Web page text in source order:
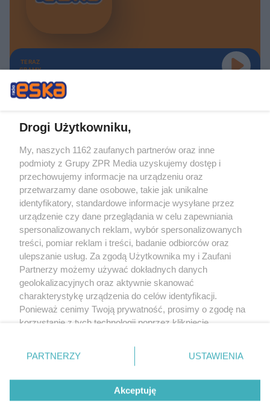
TERAZ
GRAMY
Żaden utwór zamieszczony w serwisie nie może być powielany i
rozpowszechniany lub dalej rozpowszechniany w jakikolwiek sposób (w
tym także elektroniczny lub mechaniczny) na jakimkolwiek polu
eksploatacji w jakiejkolwiek formie, włącznie z umieszczaniem w Internecie
bez pisemnej zgody właściciela praw. Jakiekolwiek użycie lub
wykorzystanie utworów w całości lub w części z naruszeniem prawa, tzn.
bez właściwej zgody, jest zabronione pod groźbą kary i może być ścigane
prawnie.
O nas
Drogi Użytkowniku,
My, naszych 1162 zaufanych partnerów oraz inne
podmioty z Grupy ZPR Media uzyskujemy dostęp i
przechowujemy informacje na urządzeniu oraz
przetwarzamy dane osobowe, takie jak unikalne
identyfikatory, standardowe informacje wysyłane przez
urządzenie czy dane przeglądania w celu zapewniania
spersonalizowanych reklam, wybór spersonalizowanych
treści, pomiar reklam i treści, badanie odbiorców oraz
ulepszanie usług. Za zgodą Użytkownika my i Zaufani
Partnerzy możemy używać dokładnych danych
geolokalizacyjnych oraz aktywnie skanować
charakterystykę urządzenia do celów identyfikacji.
Ponieważ cenimy Twoją prywatność, prosimy o zgodę na
korzystanie z tych technologii poprzez kliknięcie
zmienić/wycofać klikając przycisk ustawień prywatności
znajdujący się w lewym dolnym rogu strony
rodzaje przetwarzania danych nie wymagają zgody
użytkownika, ale masz prawo sprzeciwić się takiemu
przetwarzaniu. Preferencje będą miały zastosowanie tylko
PARTNERZY USTAWIENIA
Akceptuję